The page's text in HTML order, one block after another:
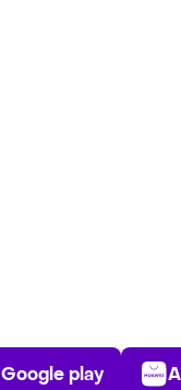
Play Store
Google play